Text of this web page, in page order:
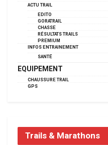
ACTU TRAIL
EDITO
GORATRAIL
CHASSE
RÉSULTATS TRAILS
PREMIUM
INFOS ENTRAINEMENT
SANTÉ
EQUIPEMENT
CHAUSSURE TRAIL
GPS
Trails & Marathons